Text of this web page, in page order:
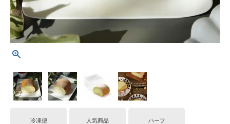
冷凍便 人気商品 ハーフ